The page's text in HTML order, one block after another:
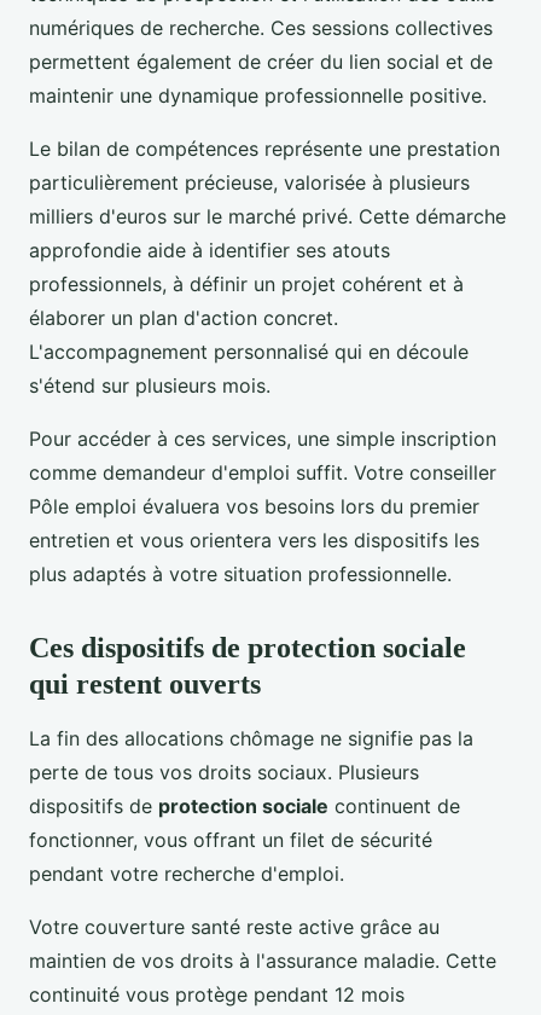
numériques de recherche. Ces sessions collectives
permettent également de créer du lien social et de
maintenir une dynamique professionnelle positive.
Le bilan de compétences représente une prestation
particulièrement précieuse, valorisée à plusieurs
milliers d'euros sur le marché privé. Cette démarche
approfondie aide à identifier ses atouts
professionnels, à définir un projet cohérent et à
élaborer un plan d'action concret.
L'accompagnement personnalisé qui en découle
s'étend sur plusieurs mois.
Pour accéder à ces services, une simple inscription
comme demandeur d'emploi suffit. Votre conseiller
Pôle emploi évaluera vos besoins lors du premier
entretien et vous orientera vers les dispositifs les
plus adaptés à votre situation professionnelle.
Ces dispositifs de protection sociale
qui restent ouverts
La fin des allocations chômage ne signifie pas la
perte de tous vos droits sociaux. Plusieurs
dispositifs de protection sociale continuent de
fonctionner, vous offrant un filet de sécurité
pendant votre recherche d'emploi.
Votre couverture santé reste active grâce au
maintien de vos droits à l'assurance maladie. Cette
continuité vous protège pendant 12 mois